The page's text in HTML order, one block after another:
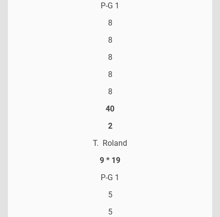
P-G 1
8
8
8
8
8
40
2
T. Roland
9 * 19
P-G 1
5
5